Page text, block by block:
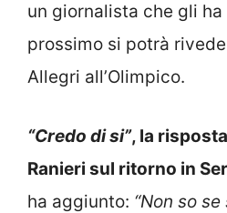
un giornalista che gli ha
prossimo si potrà
Allegri all’Olimpico.
“Credo di si”, la
Ranieri sul ritorno in
ha aggiunto: “Non so